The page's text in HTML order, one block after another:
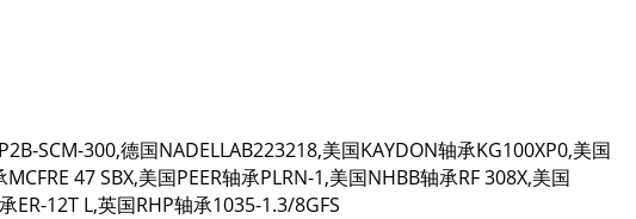
SCM-300,德国NADELLAB223218,美国KAYDON轴承KG100XP0,美国
47 SBX,美国PEER轴承PLRN-1,美国NHBB轴承RF 308X,美国
ER-12T L,英国RHP轴承1035-1.3/8GFS